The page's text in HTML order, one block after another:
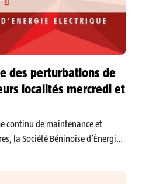
des perturbations de
localités mercredi et
continu de maintenance et
la Société Béninoise d’Énergie
techniques sur l’ensemble du